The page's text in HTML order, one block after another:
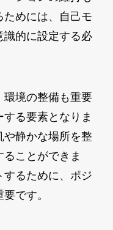
めには、自己モ
識的に設定する必
環境の整備も重要
る要素となりま
や静かな場所を整
ことができま
るために、ポジ
です。